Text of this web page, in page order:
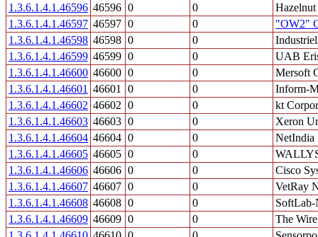
1.3.6.1.4.1.46596 46596 0 0
1.3.6.1.4.1.46597 46597 0 0
"OW2"
1.3.6.1.4.1.46598 46598 0 0
1.3.6.1.4.1.46599 46599 0 0
UAB
1.3.6.1.4.1.46600 46600 0 0
Mersoft
1.3.6.1.4.1.46601 46601 0 0
Inform-
1.3.6.1.4.1.46602 46602 0 0
kt
1.3.6.1.4.1.46603 46603 0 0
Xeron
1.3.6.1.4.1.46604 46604 0 0
NetIndia
1.3.6.1.4.1.46605 46605 0 0
1.3.6.1.4.1.46606 46606 0 0
Cisco
1.3.6.1.4.1.46607 46607 0 0
VetRay
1.3.6.1.4.1.46608 46608 0 0
1.3.6.1.4.1.46609 46609 0 0
The